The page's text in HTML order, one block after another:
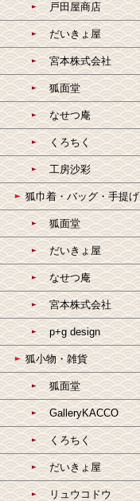
戸田屋商店
だいきょ屋
宮本株式会社
狐面堂
なせつ庵
くろちく
工房沙彩
狐巾着・バッグ・手提げ
狐面堂
だいきょ屋
なせつ庵
宮本株式会社
p+g design
狐小物・雑貨
狐面堂
GalleryKACCO
くろちく
だいきょ屋
リュウコドウ